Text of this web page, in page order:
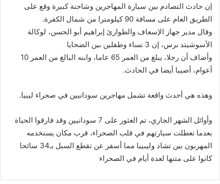
إن حادث التصادم بين سيارة المهاجرين وشاحنة كبيرة وقع على
الطريق العام على مسافة 90 كيلومترا من شمال الكفرة.
وقال مدير جهاز الإسعاف والطوارئ إبراهيم أبو الحسن، لوكالة
الأسوشيتد برس، إن 3 نساء وطفلين بين الضحايا
وأضاف أن رجلا، يبلغ من العمر 65 عاما، وابنه البالغ من العمر 10
أعوام، أصيبا أيضا في الحادث.
وهذه هي أحدث واقعة تشمل مهاجرين سودانيين في صحراء ليبيا.
وأوائل الشهر الجاري، تم العثور على 7 سودانيين وقد فارقوا الحياة
بعدما تعطلت سيارتهم في قلب الصحراء، قرب مكان يستخدمه
المهربون بين تشاد وليبييا مما أسفر عن تقطع السبل بـ34 سائحا
كانوا على متنها لعدة أيام في الصحراء